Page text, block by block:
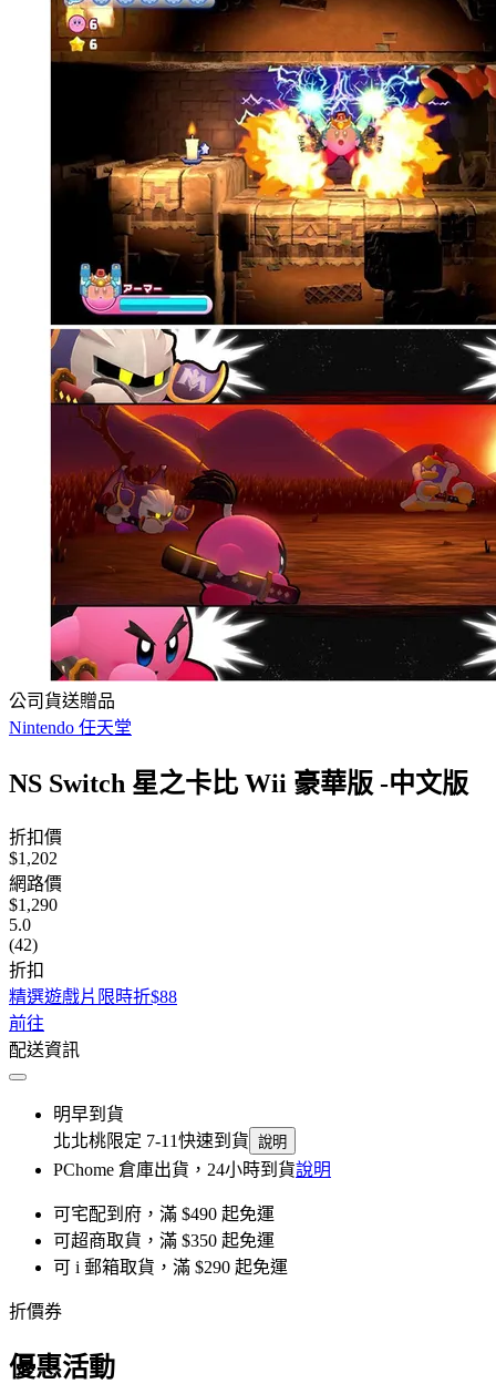
公司貨送贈品
Nintendo 任天堂
NS Switch 星之卡比 Wii 豪華版 -中文版
折扣價
$1,202
網路價
$1,290
5.0
(42)
折扣
精選遊戲片限時折$88
前往
配送資訊
明早到貨
北北桃限定 7-11快速到貨 說明
PChome 倉庫出貨，24小時到貨說明
可宅配到府，滿 $490 起免運
可超商取貨，滿 $350 起免運
可 i 郵箱取貨，滿 $290 起免運
折價券
優惠活動